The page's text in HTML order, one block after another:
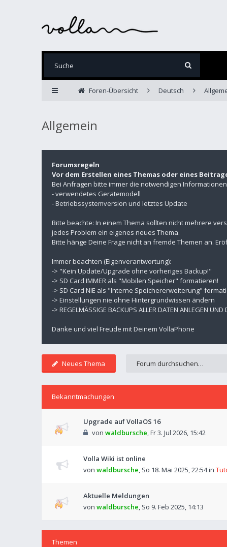
Foren-Übersicht Deutsch
Allgemein
Forumsregeln
Vor dem Erstellen eines Themas oder eines
Bei Anfragen bitte immer die notwendigen
- verwendetes Gerätemodell
- Betriebssystemversion und letztes Update
Bitte beachte: In einem Thema sollten nicht mehrere
jedes Problem ein eigenes neues Thema.
Bitte hänge Deine Frage nicht an fremde Themen an.
Immer beachten (Eigenverantwortung):
-> "Kein Update/Upgrade ohne vorheriges Backup!"
-> SD Card IMMER als "Mobilen Speicher" formatieren!
-> SD Card NIE als "Interne Speichererweiterung"
-> Einstellungen nie ohne Hintergrundwissen ändern
-> REGELMÄSSIGE BACKUPS ALLER DATEN ANLEGEN
Danke und viel Freude mit Deinem VollaPhone
Neues Thema
Bekanntmachungen
Upgrade auf VollaOS 16
von waldbursche,Fr 3. Jul 2026, 15:42
Volla Wiki ist online
von waldbursche, So 18. Mai 2025, 22:54in
Aktuelle Meldungen
von waldbursche, So 9. Feb 2025, 14:13
Themen